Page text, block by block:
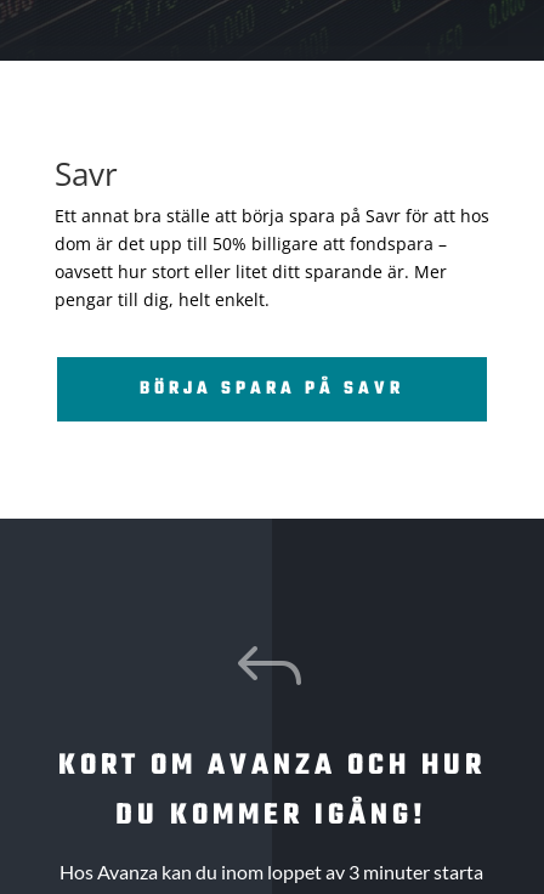
Savr
Ett annat bra ställe att börja spara på Savr för att hos
dom är det upp till 50% billigare att fondspara –
oavsett hur stort eller litet ditt sparande är. Mer
pengar till dig, helt enkelt.
BÖRJA SPARA PÅ SAVR
J
KORT OM AVANZA OCH HUR
DU KOMMER IGÅNG!
Hos Avanza kan du inom loppet av 3 minuter starta